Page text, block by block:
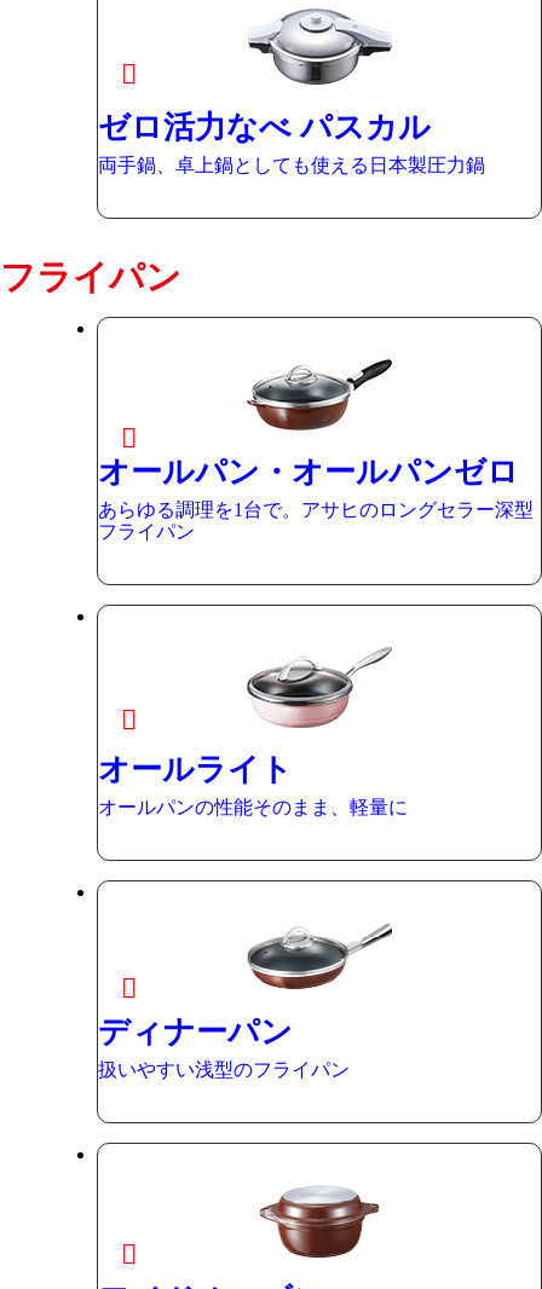
ゼロ活力なべ パスカル
両手鍋、卓上鍋としても使える日本製圧力鍋
フライパン
オールパン・オールパンゼロ
あらゆる調理を1台で。アサヒのロングセラー深型
フライパン
オールライト
オールパンの性能そのまま、軽量に
ディナーパン
扱いやすい浅型のフライパン